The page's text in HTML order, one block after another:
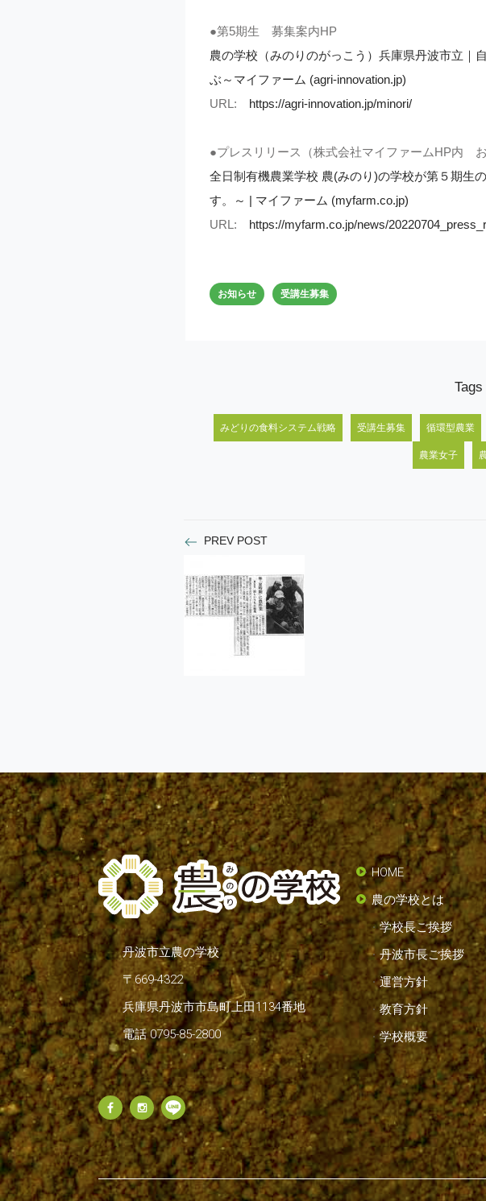
●第5期生 募集案内HP
農の学校（みのりのがっこう）兵庫県丹波市立｜
ぶ～マイファーム (agri-innovation.jp)
URL: https://agri-innovation.jp/minori/
●プレスリリース（株式会社マイファームHP内 お
全日制有機農業学校 農(みのり)の学校が第５期生
す。～ | マイファーム (myfarm.co.jp)
URL: https://myfarm.co.jp/news/
お知らせ 受講生募集
Tags
みどりの食料システム戦略 受講生募集 循環型農業
農業女子
PREV POST
丹波市立農の学校
〒669-4322
兵庫県丹波市市島町上田1134番地
電話 0795-85-2800
HOME
農の学校とは
学校長ご挨拶
丹波市長ご挨拶
運営方針
教育方針
学校概要